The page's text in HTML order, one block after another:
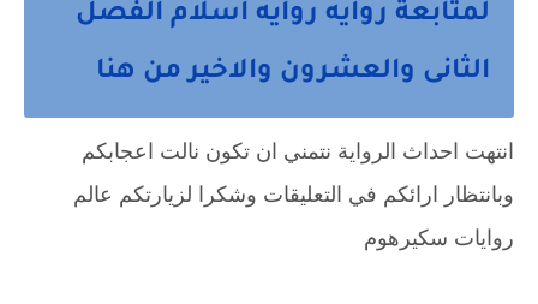
لمتابعة روايه روايه اسلام الفصل
الثانى والعشرون والاخير من هنا
روايات سكيرهوم